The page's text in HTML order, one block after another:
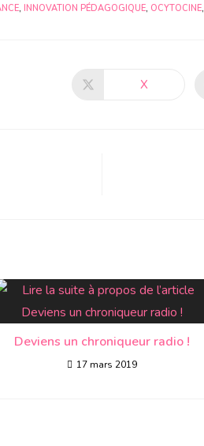
, INNOVATION PÉDAGOGIQUE, OCYTOCINE,
X
Deviens un chroniqueur radio !
17 mars 2019